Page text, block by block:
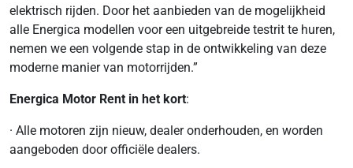
elektrisch rijden. Door het aanbieden van de mogelijkheid
alle Energica modellen voor een uitgebreide testrit te huren,
nemen we een volgende stap in de ontwikkeling van deze
moderne manier van motorrijden.”
Energica Motor Rent in het kort:
· Alle motoren zijn nieuw, dealer onderhouden, en worden
aangeboden door officiële dealers.